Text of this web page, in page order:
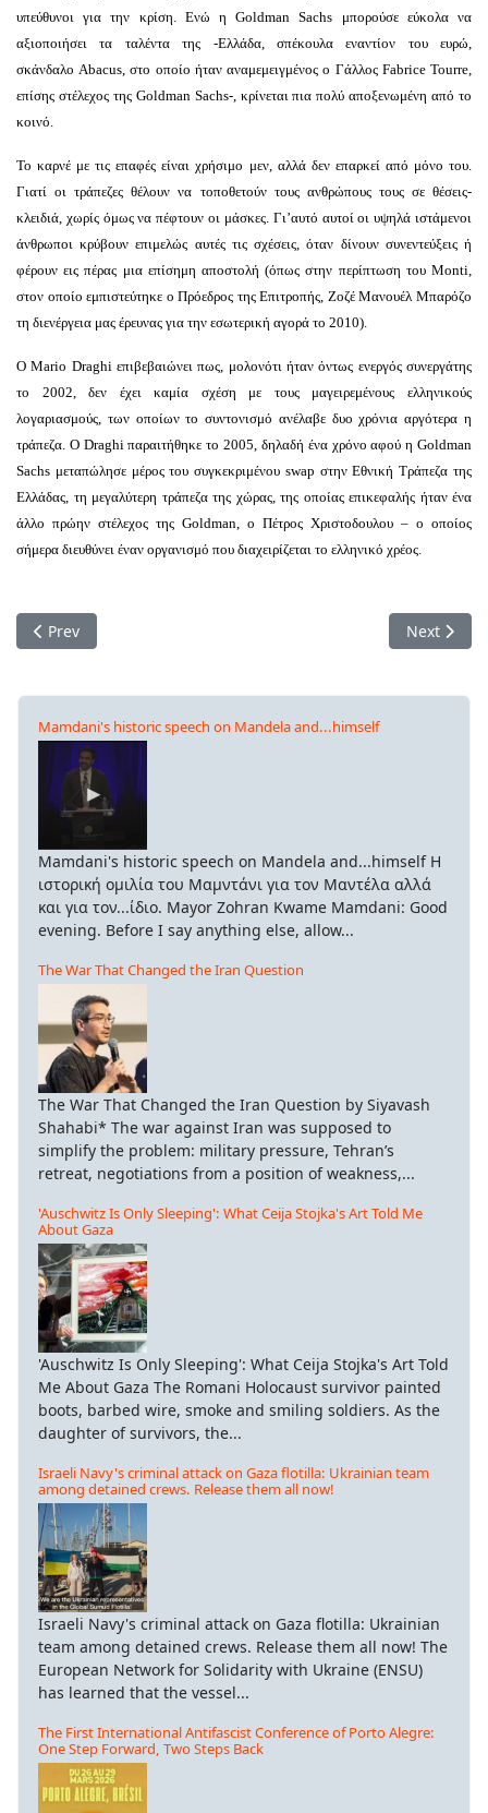
υπεύθυνοι για την κρίση. Ενώ η Goldman Sachs μπορούσε εύκολα να
αξιοποιήσει τα ταλέντα της -Ελλάδα, σπέκουλα εναντίον του ευρώ,
σκάνδαλο Abacus, στο οποίο ήταν αναμεμειγμένος ο Γάλλος Fabrice Tourre,
επίσης στέλεχος της Goldman Sachs-, κρίνεται πια πολύ αποξενωμένη από το
κοινό.
Το καρνέ με τις επαφές είναι χρήσιμο μεν, αλλά δεν επαρκεί από μόνο του.
Γιατί οι τράπεζες θέλουν να τοποθετούν τους ανθρώπους τους σε θέσεις-
κλειδιά, χωρίς όμως να πέφτουν οι μάσκες. Γι’αυτό αυτοί οι υψηλά ιστάμενοι
άνθρωποι κρύβουν επιμελώς αυτές τις σχέσεις, όταν δίνουν συνεντεύξεις ή
φέρουν εις πέρας μια επίσημη αποστολή (όπως στην περίπτωση του Monti,
στον οποίο εμπιστεύτηκε ο Πρόεδρος της Επιτροπής, Ζοζέ Μανουέλ Μπαρόζο
τη διενέργεια μας έρευνας για την εσωτερική αγορά το 2010).
Ο Mario Draghi επιβεβαιώνει πως, μολονότι ήταν όντως ενεργός συνεργάτης
το 2002, δεν έχει καμία σχέση με τους μαγειρεμένους ελληνικούς
λογαριασμούς, των οποίων το συντονισμό ανέλαβε δυο χρόνια αργότερα η
τράπεζα. Ο Draghi παραιτήθηκε το 2005, δηλαδή ένα χρόνο αφού η Goldman
Sachs μεταπώλησε μέρος του συγκεκριμένου swap στην Εθνική Τράπεζα της
Ελλάδας, τη μεγαλύτερη τράπεζα της χώρας, της οποίας επικεφαλής ήταν ένα
άλλο πρώην στέλεχος της Goldman, ο Πέτρος Χριστοδουλου – ο οποίος
σήμερα διευθύνει έναν οργανισμό που διαχειρίζεται το ελληνικό χρέος.
Previous article: Έξοδος από το ευρώ και αθέτηση
Prev Next
Next
Mamdani's historic speech on Mandela and...himself
Mamdani's historic speech on Mandela and...himself Η
ιστορική ομιλία του Μαμντάνι για τον Μαντέλα αλλά
και για τον...ίδιο. Mayor Zohran Kwame Mamdani: Good
evening. Before I say anything else, allow...
The War That Changed the Iran Question
The War That Changed the Iran Question by Siyavash
Shahabi* The war against Iran was supposed to
simplify the problem: military pressure, Tehran’s
retreat, negotiations from a position of weakness,...
'Auschwitz Is Only Sleeping': What Ceija Stojka's Art Told Me
About Gaza
'Auschwitz Is Only Sleeping': What Ceija Stojka's Art Told
Me About Gaza The Romani Holocaust survivor painted
boots, barbed wire, smoke and smiling soldiers. As the
daughter of survivors, the...
Israeli Navy's criminal attack on Gaza flotilla: Ukrainian team
among detained crews. Release them all now!
Israeli Navy's criminal attack on Gaza flotilla: Ukrainian
team among detained crews. Release them all now! The
European Network for Solidarity with Ukraine (ENSU)
has learned that the vessel...
The First International Antifascist Conference of Porto Alegre:
One Step Forward, Two Steps Back